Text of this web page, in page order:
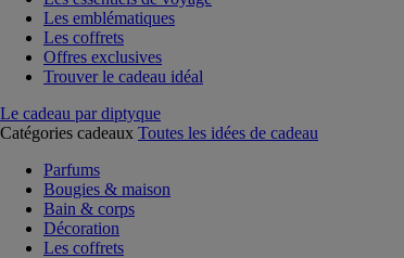
Les emblématiques
Les coffrets
Offres exclusives
Trouver le cadeau idéal
Le cadeau par diptyque
Catégories cadeaux Toutes les idées de cadeau
Parfums
Bougies & maison
Bain & corps
Décoration
Les coffrets